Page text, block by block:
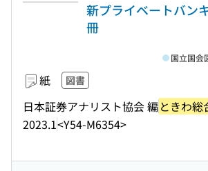
新プライベートバン
冊
紙 図書
日本証券アナリスト協会 編 ときわ総
2023.1<Y54-M6354>
国立国会